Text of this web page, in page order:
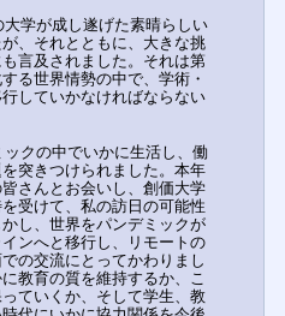
学が成し遂げた素晴らしい
、それとともに、大きな挑
言及されました。それは第
る世界情勢の中で、学術・
していかなければならない
クの中でいかに生活し、働
突きつけられました。本年
さんとお会いし、創価大学
受けて、私の訪日の可能性
し、世界をパンデミックが
ンへと移行し、リモートの
の交流にとってかわりまし
教育の質を維持するか、こ
ていくか、そして学生、教